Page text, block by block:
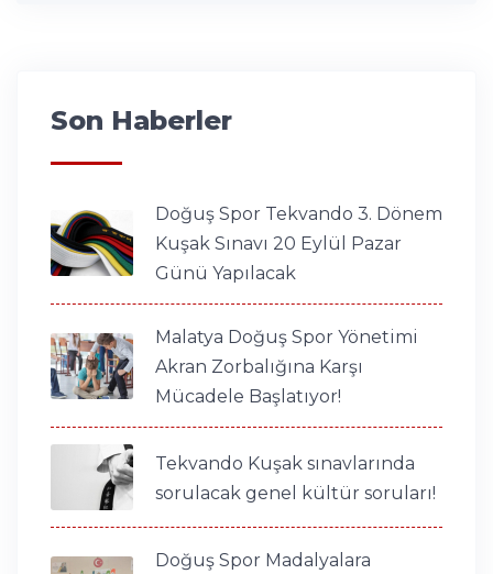
Son Haberler
Doğuş Spor Tekvando 3. Dönem
Kuşak Sınavı 20 Eylül Pazar
Günü Yapılacak
Malatya Doğuş Spor Yönetimi
Akran Zorbalığına Karşı
Mücadele Başlatıyor!
Tekvando Kuşak sınavlarında
sorulacak genel kültür soruları!
Doğuş Spor Madalyalara